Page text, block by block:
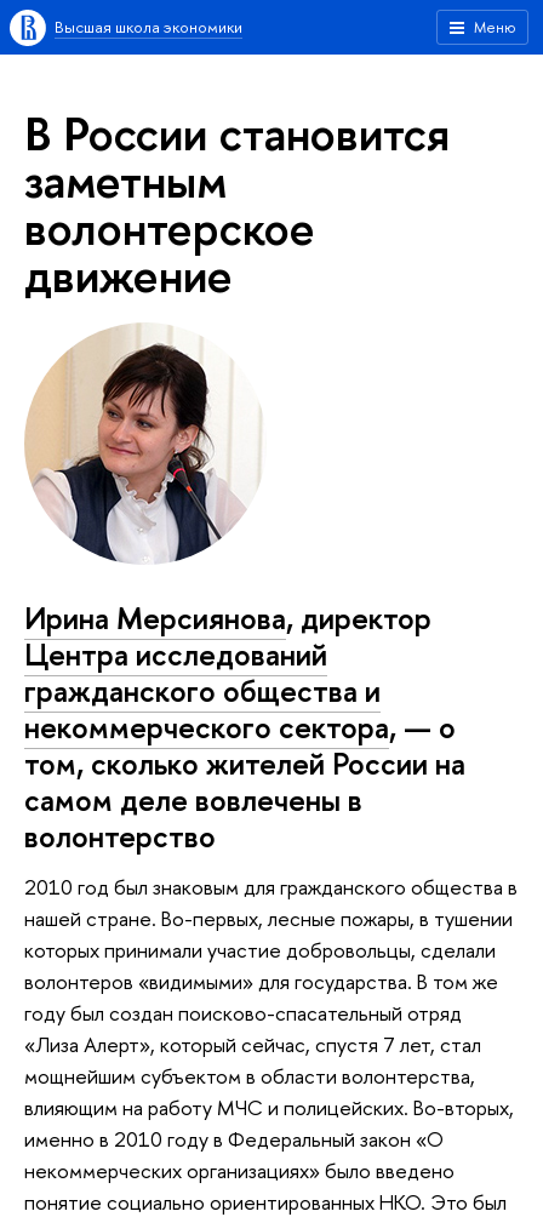
Меню
Высшая школа экономики
В России становится
заметным
волонтерское
движение
Ирина Мерсиянова, директор
Центра исследований
гражданского общества и
некоммерческого сектора, — о
том, сколько жителей России на
самом деле вовлечены в
волонтерство
2010 год был знаковым для гражданского общества в
нашей стране. Во-первых, лесные пожары, в тушении
которых принимали участие добровольцы, сделали
волонтеров «видимыми» для государства. В том же
году был создан поисково-спасательный отряд
«Лиза Алерт», который сейчас, спустя 7 лет, стал
мощнейшим субъектом в области волонтерства,
влияющим на работу МЧС и полицейских. Во-вторых,
именно в 2010 году в Федеральный закон «О
некоммерческих организациях» было введено
понятие социально ориентированных НКО. Это был